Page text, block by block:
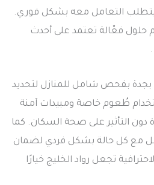
التعامل معه بشكل فوري.
حلول فعّالة تعتمد على أحدث
بفحص شامل للمنازل لتحديد
طُعوم خاصة ومبيدات آمنة
التأثير على صحة السكان. كما
مع كل حالة بشكل فردي لضمان
تجعل رواد الخليج خيارًا